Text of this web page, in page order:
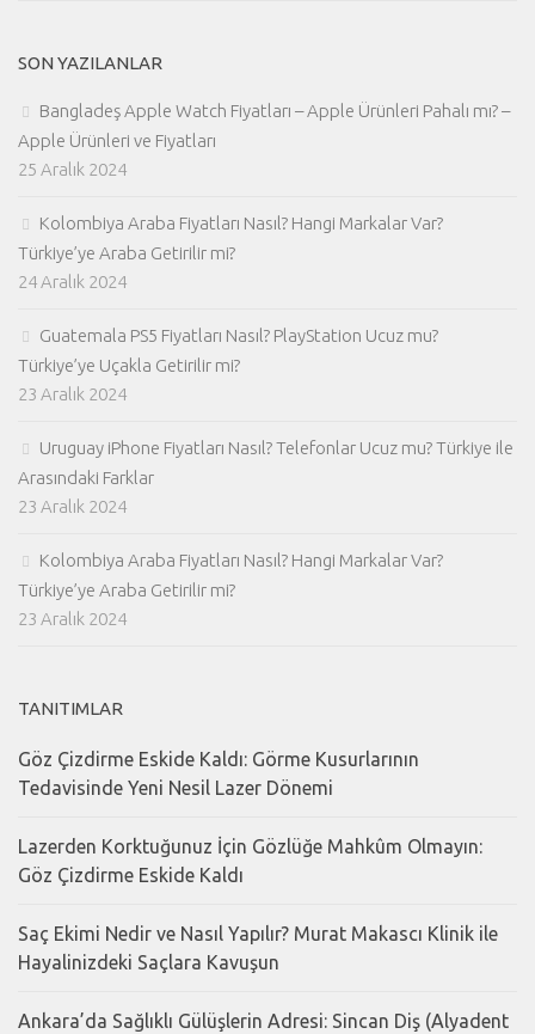
SON YAZILANLAR
Bangladeş Apple Watch Fiyatları – Apple Ürünleri Pahalı mı? –
Apple Ürünleri ve Fiyatları
25 Aralık 2024
Kolombiya Araba Fiyatları Nasıl? Hangi Markalar Var?
Türkiye’ye Araba Getirilir mi?
24 Aralık 2024
Guatemala PS5 Fiyatları Nasıl? PlayStation Ucuz mu?
Türkiye’ye Uçakla Getirilir mi?
23 Aralık 2024
Uruguay iPhone Fiyatları Nasıl? Telefonlar Ucuz mu? Türkiye ile
Arasındaki Farklar
23 Aralık 2024
Kolombiya Araba Fiyatları Nasıl? Hangi Markalar Var?
Türkiye’ye Araba Getirilir mi?
23 Aralık 2024
TANITIMLAR
Göz Çizdirme Eskide Kaldı: Görme Kusurlarının
Tedavisinde Yeni Nesil Lazer Dönemi
Lazerden Korktuğunuz İçin Gözlüğe Mahkûm Olmayın:
Göz Çizdirme Eskide Kaldı
Saç Ekimi Nedir ve Nasıl Yapılır? Murat Makascı Klinik ile
Hayalinizdeki Saçlara Kavuşun
Ankara’da Sağlıklı Gülüşlerin Adresi: Sincan Diş (Alyadent